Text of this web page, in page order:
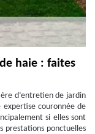
haie : faites
d’entretien de jardin
couronnée de
si elles sont
prestations ponctuelles